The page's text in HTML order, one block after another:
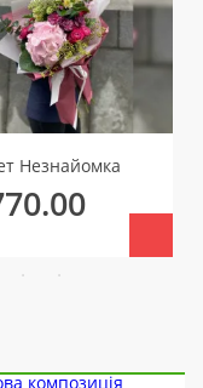
Незнайомка